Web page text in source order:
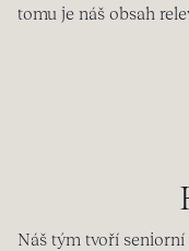
tomu je náš obsah
Náš tým tvoří